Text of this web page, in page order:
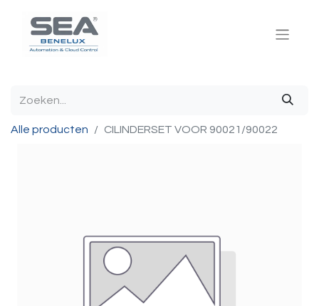
Alle producten CILINDERSET VOOR 90021/90022